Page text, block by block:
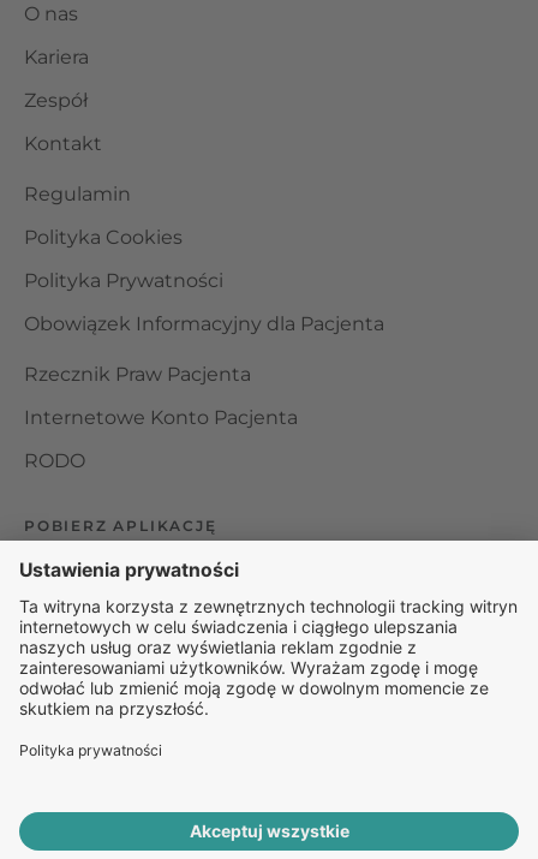
O nas
Kariera
Zespół
Kontakt
Regulamin
Polityka Cookies
Polityka Prywatności
Obowiązek Informacyjny dla Pacjenta
Rzecznik Praw Pacjenta
Internetowe Konto Pacjenta
RODO
POBIERZ APLIKACJĘ
Organizator udzielania świadczeń telemedycznych jest
podmiotem leczniczym w rozumieniu ustawy z dnia 15
kwietnia 2011 roku o działalności leczniczej, wpisanym do
rejestru podmiotów wykonujących działalność leczniczą pod
numerem: 000000229172.